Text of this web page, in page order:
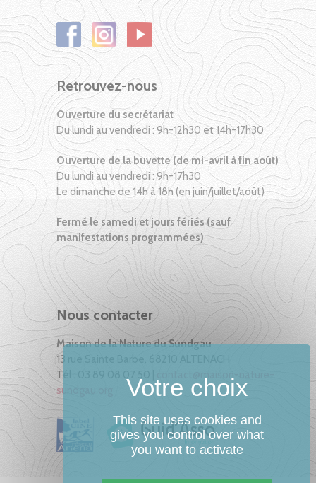
Retrouvez-nous
Ouverture du secrétariat
Du lundi au vendredi : 9h-12h30 et 14h-17h30
Ouverture de la buvette (de mi-avril à fin août)
Du lundi au vendredi : 9h-17h30
Le dimanche de 14h à 18h (en juin/juillet/août)
Fermé le samedi et jours fériés (sauf
manifestations programmées)
Nous contacter
Maison de la Nature du Sundgau
13 rue Sainte Barbe, 68210 ALTENACH
Tél : 03 89 08 07 50 |
sundgau.org
This site uses cookies and
gives you control over what
you want to activate